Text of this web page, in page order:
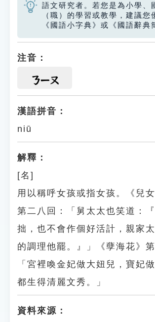
語文研究者。若您是為小學、
（職）的學習或教學，建議您
《國語小字典》或《國語辭典
注音：
ㄋㄧㄡ
漢語拼音：
niū
解釋：
[名]
用以稱呼女孩或指女孩。《兒女
第二八回：「舅太太也笑道：
拙，也不會作個好活計，親家
的調理他罷。』」《孽海花》第
「宮裡喚金妃做大妞兒，寶妃
都生得清麗文秀。」
資料來源：